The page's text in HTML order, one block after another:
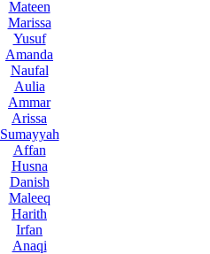
Mateen
Marissa
Yusuf
Amanda
Naufal
Aulia
Ammar
Arissa
Sumayyah
Affan
Husna
Danish
Maleeq
Harith
Irfan
Anaqi